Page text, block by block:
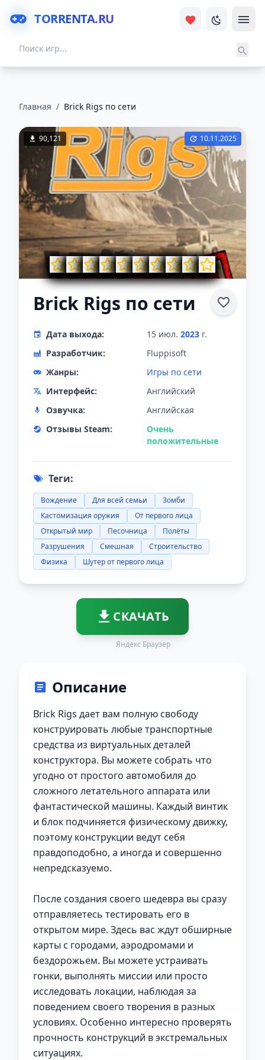
TORRENTA.RU
Главная / Brick Rigs по сети
90,121 10.11.2025
Brick Rigs по сети
Дата выхода: 15 июл. 2023 г.
Разработчик:
Fluppisoft
Жанры:
Игры по сети
Интерфейс:
Английский
Озвучка:
Английская
Отзывы Steam:
Очень
положительные
Теги:
Вождение Для всей семьи
Зомби
Кастомизация оружия
От первого лица
Открытый мир
Песочница
Полёты
Разрушения
Смешная
Строительство
Физика
Шутер от первого лица
СКАЧАТЬ
Яндекс Браузер
Описание
Brick Rigs дает вам полную свободу
конструировать любые транспортные
средства из виртуальных деталей
конструктора. Вы можете собрать что
угодно от простого автомобиля до
сложного летательного аппарата или
фантастической машины. Каждый винтик
и блок подчиняется физическому движку,
поэтому конструкции ведут себя
правдоподобно, а иногда и совершенно
непредсказуемо.
После создания своего шедевра вы сразу
отправляетесь тестировать его в
открытом мире. Здесь вас ждут обширные
карты с городами, аэродромами и
бездорожьем. Вы можете устраивать
гонки, выполнять миссии или просто
исследовать локации, наблюдая за
поведением своего творения в разных
условиях. Особенно интересно проверять
прочность конструкций в экстремальных
ситуациях.